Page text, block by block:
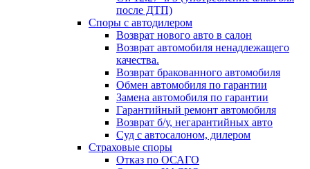
после ДТП)
Споры с автодилером
Возврат нового авто в салон
Возврат автомобиля ненадлежащего
качества.
Возврат бракованного автомобиля
Обмен автомобиля по гарантии
Замена автомобиля по гарантии
Гарантийный ремонт автомобиля
Возврат б/у, негарантийных авто
Суд с автосалоном, дилером
Страховые споры
Отказ по ОСАГО